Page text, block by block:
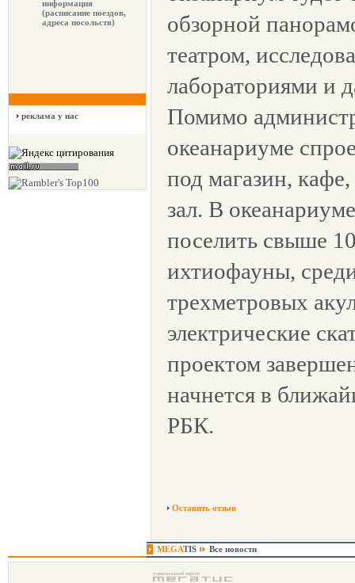
информация
(расписание поездов,
адреса посольств)
реклама у нас
обзорной
театром,
лабораториями и
Помимо
океанариуме
под магазин,
зал. В
поселить свыше
ихтиофауны,
трехметровых
электрические
проектом
начнется в
РБК.
Оставить отзыв
MEGATIS Все новости